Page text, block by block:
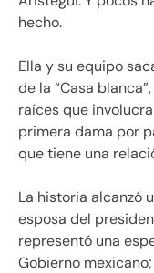
hecho.
Ella y su equipo
de la “Casa
raíces que
primera dama por
que tiene una
La historia alcanzó
esposa del
representó una
Gobierno